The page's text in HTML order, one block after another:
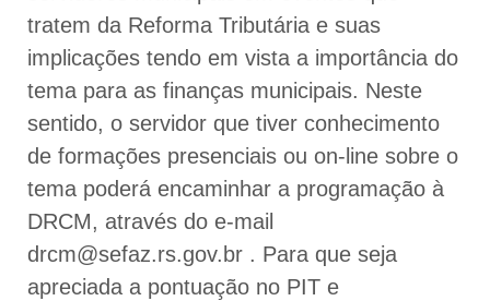
tratem da Reforma Tributária e suas
implicações tendo em vista a importância do
tema para as finanças municipais. Neste
sentido, o servidor que tiver conhecimento
de formações presenciais ou on-line sobre o
tema poderá encaminhar a programação à
DRCM, através do e-mail
drcm@sefaz.rs.gov.br . Para que seja
apreciada a pontuação no PIT e